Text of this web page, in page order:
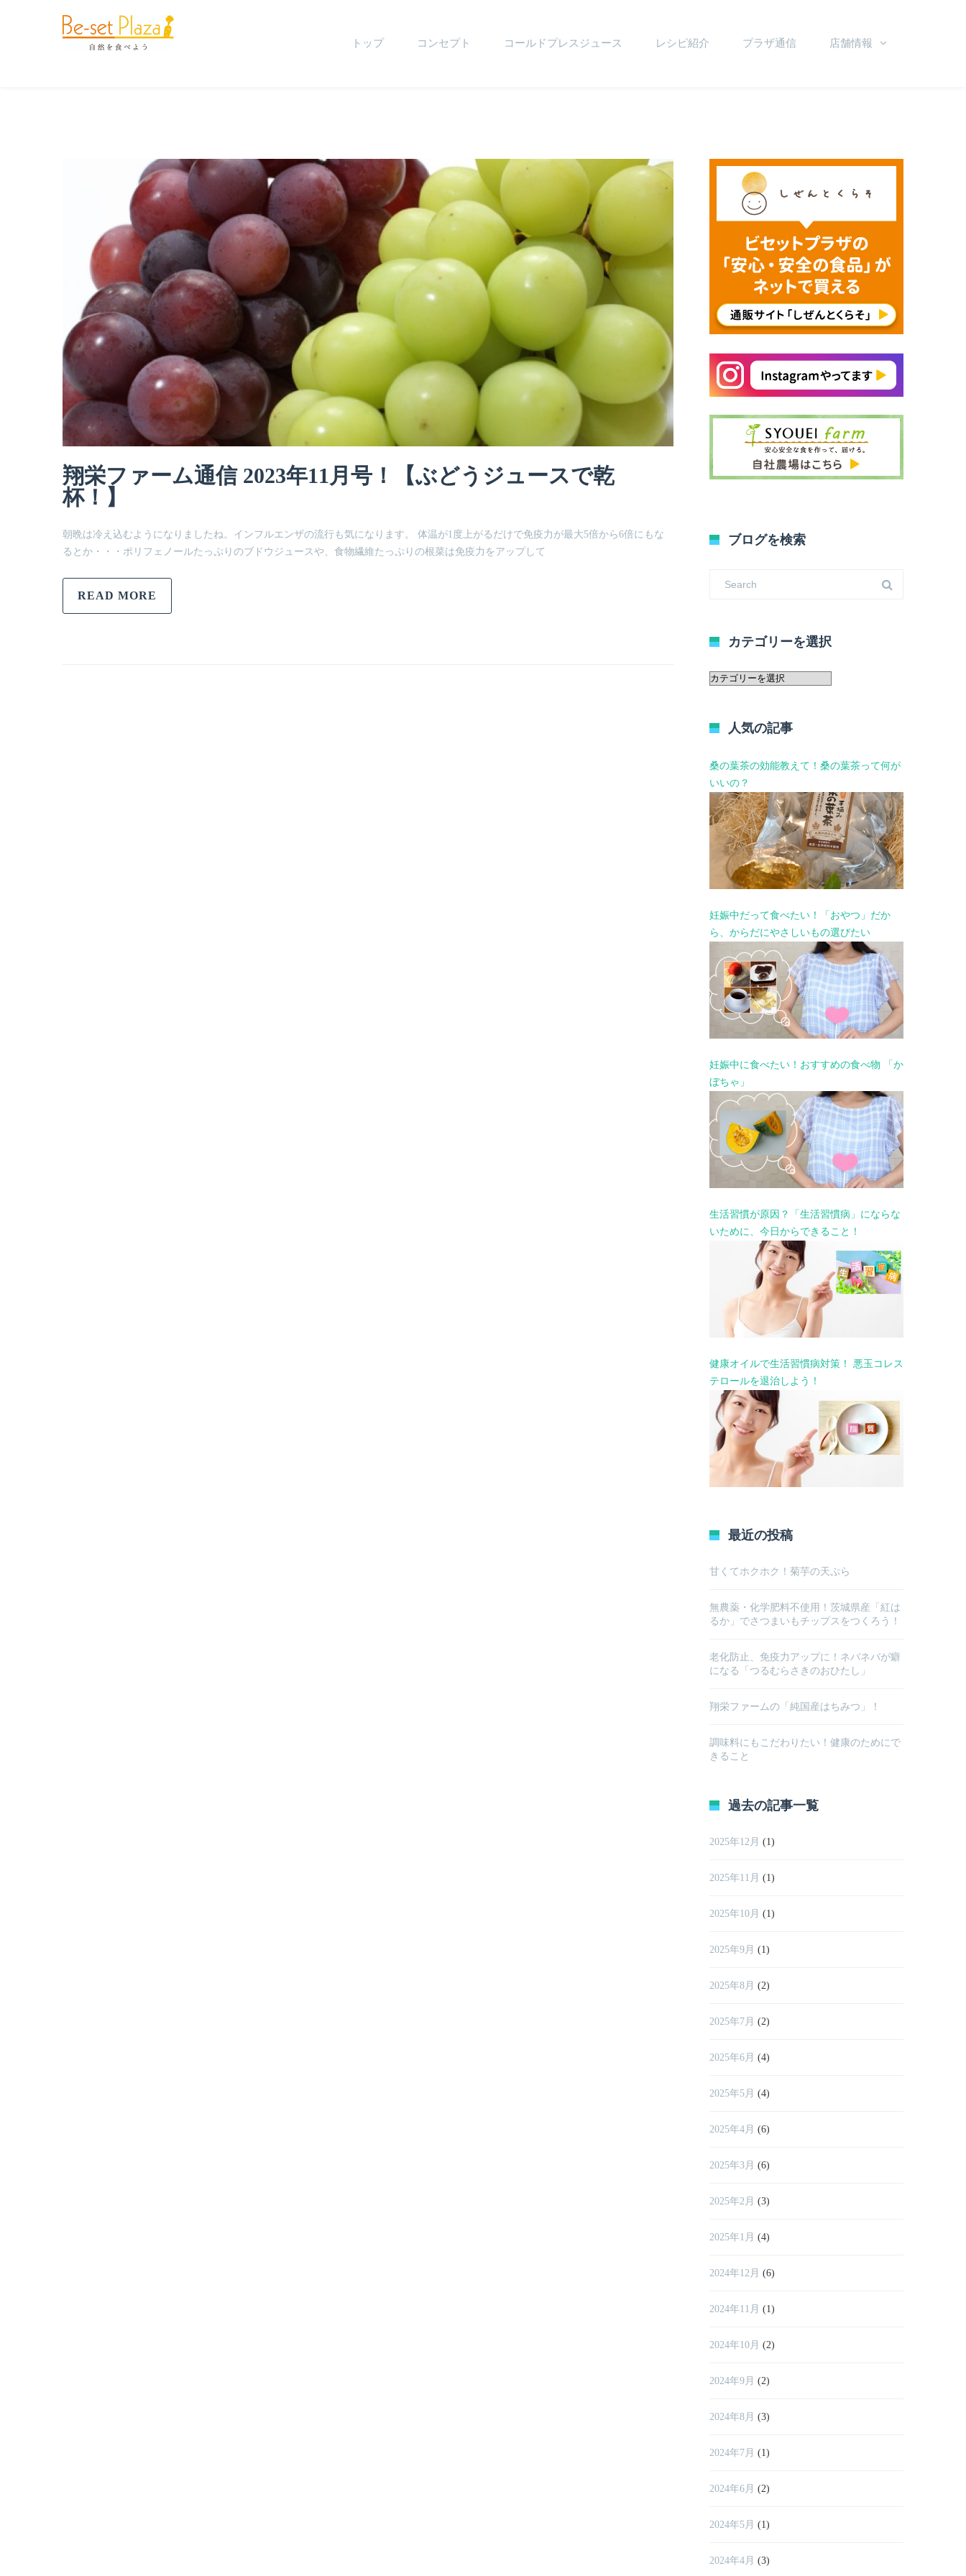
トップ コンセプト コールドプレスジュース レシピ紹介 プラザ通信 店舗情報
翔栄ファーム通信 2023年11月号！【ぶどうジュースで乾
杯！】
朝晩は冷え込むようになりましたね。インフルエンザの流行も気になります。 体温が1度上がるだけで免疫力が最大5倍から6倍にもな
るとか・・・ポリフェノールたっぷりのブドウジュースや、食物繊維たっぷりの根菜は免疫力をアップして
READ MORE
ブログを検索
カテゴリーを選択
カ
ー
選
択
人気の記事
桑の葉茶の効能教えて！桑の葉茶って何が
いいの？
妊娠中だって食べたい！「おやつ」だか
ら、からだにやさしいもの選びたい
妊娠中に食べたい！おすすめの食べ物 「か
ぼちゃ」
生活習慣が原因？「生活習慣病」にならな
いために、今日からできること！
健康オイルで生活習慣病対策！ 悪玉コレス
テロールを退治しよう！
最近の投稿
甘くてホクホク！菊芋の天ぷら
無農薬・化学肥料不使用！茨城県産「紅は
るか」でさつまいもチップスをつくろう！
老化防止、免疫力アップに！ネバネバが癖
になる「つるむらさきのおひたし」
翔栄ファームの「純国産はちみつ」！
調味料にもこだわりたい！健康のためにで
きること
過去の記事一覧
2025年12月 (1)
2025年11月 (1)
2025年10月 (1)
2025年9月 (1)
2025年8月 (2)
2025年7月 (2)
2025年6月 (4)
2025年5月 (4)
2025年4月 (6)
2025年3月 (6)
2025年2月 (3)
2025年1月 (4)
2024年12月 (6)
2024年11月 (1)
2024年10月 (2)
2024年9月 (2)
2024年8月 (3)
2024年7月 (1)
2024年6月 (2)
2024年5月 (1)
2024年4月 (3)